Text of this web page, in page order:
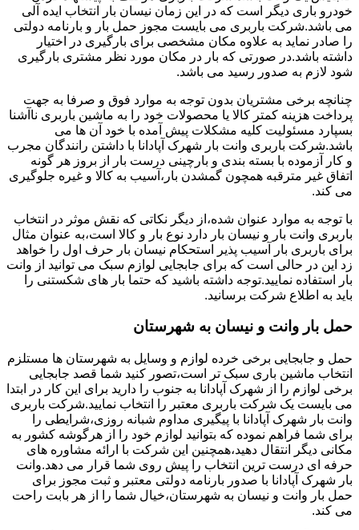
خودرو باری دیگر است که در این زمان نیسان بار انتخاب ایده آلی
می باشد.شرکت باربری می بایست مجوز حمل بار و بارنامه دولتی
را صادر نماید به علاوه مکان مشخصی برای بارگیری در اختیار
داشته باشد.در صورتی که بار در مکان مورد نظر مشتری بارگیری
شود لازم به صدور رسید می باشد.
چنانچه برخی مشتریان بدون توجه به موارد فوق و صرفا به جهت
پرداخت هزینه کمتر کالا یا محصولات خود را به ماشین باربری ناآشنا
بسپارد مسئولیت کلیه مشکلات پیش آمده با خود آن ها می
باشد.شرکت باربری وانت بار شهرک آپادانا با داشتن رانندگان مجرب
و کار آزموده با بسته بندی و بارچینی درست بار از بروز هر گونه
اتفاق غیر مترقبه همچون گمشدن بار،آسیب به کالا و غیره جلوگیری
می کند.
با توجه به موارد عنوان شده،از دیگر نکاتی که نقش موثر در انتخاب
باربری وانت بار و نیسان بار دارد نوع بار و کالا است،به عنوان مثال
برای باربری بار آسیب پذیر استحکام نیسان بار حرف اول را خواهد
زد این در حالی است که برای جابجایی لوازم سبک می توانید از وانت
بار استفاده نمایید.توجه داشته باشید که حتما بار های شکستنی را
باید به اطلاع شرکت برسانید.
حمل بار وانت و نیسان به شهرستان
حمل و جابجایی برخی خرده لوازم و وسایل به شهرستان ها مستلزم
انتخاب ماشین باری سبک تر است،تصور کنید شما قصد جابجایی
برخی لوازم را از شهرک آپادانا به جنوب را دارید برای این کار در ابتدا
می بایست یک شرکت باربری معتبر را انتخاب نمایید.شرکت باربری
وانت بار شهرک آپادانا با پیگیری مداوم شبانه روزی،شرایطی را
برای شما فراهم نموده که بتوانید لوازم خود را از هرگوشه کشور به
مکانی دیگر انتقال دهید،همچنین این شرکت با ارائه مشاوره های
حرفه ای درست ترین انتخاب را پیش روی شما قرار می دهد.وانت
بار شهرک آپادانا با صدور بارنامه دولتی معتبر و ثبت مجوز برای
حمل بار وانت و نیسان به شهرستان،خیال شما را از هر بابت راحت
می کند.